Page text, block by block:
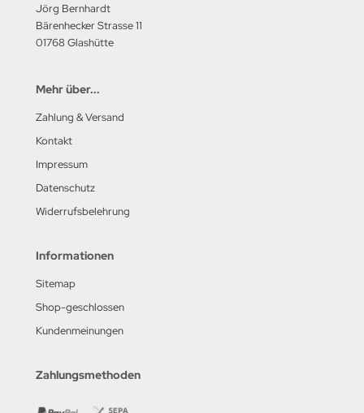
Jörg Bernhardt
Bärenhecker Strasse 11
01768 Glashütte
Mehr über...
Zahlung & Versand
Kontakt
Impressum
Datenschutz
Widerrufsbelehrung
Informationen
Sitemap
Shop-geschlossen
Kundenmeinungen
Zahlungsmethoden